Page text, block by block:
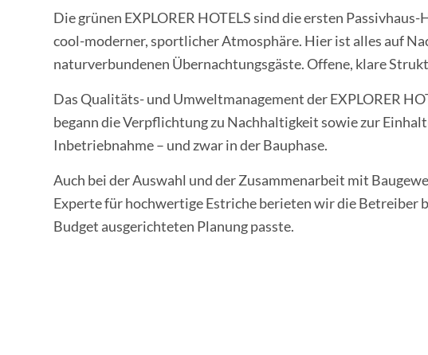
Die grünen EXPLORER HOTELS sind die ersten
cool-moderner, sportlicher Atmosphäre. Hier ist alles auf
naturverbundenen Übernachtungsgäste. Offene, klare
Das Qualitäts- und Umweltmanagement der EXPLORER
begann die Verpflichtung zu Nachhaltigkeit sowie zur
Inbetriebnahme – und zwar in der Bauphase.
Auch bei der Auswahl und der Zusammenarbeit mit
Experte für hochwertige Estriche berieten wir die Betreiber
Budget ausgerichteten Planung passte.